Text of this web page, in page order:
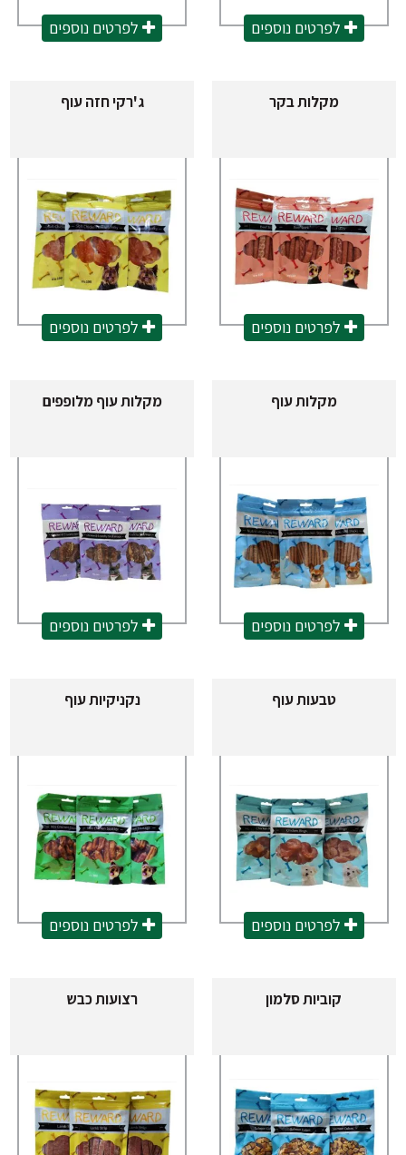
לפרטים נוספים לפרטים נוספים
מקלות בקר
לפרטים נוספים
ג'רקי חזה עוף
לפרטים נוספים
מקלות עוף
לפרטים נוספים
מקלות עוף מלופפים
לפרטים נוספים
טבעות עוף
לפרטים נוספים
נקניקיות עוף
לפרטים נוספים
קוביות סלמון רצועות כבש